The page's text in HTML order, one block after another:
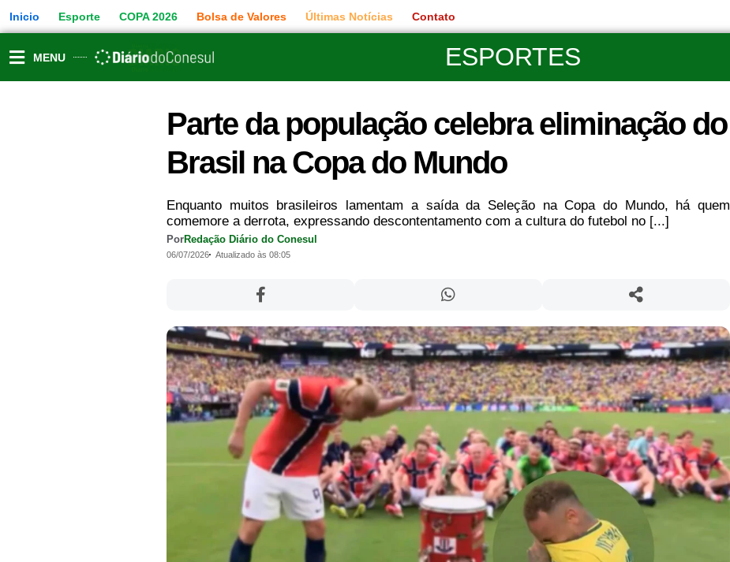
para
o
conteúdo
Inicio Esporte COPA 2026 Bolsa de Valores Últimas Notícias Contato
MENU ESPORTES
Parte da população celebra eliminação do
Brasil na Copa do Mundo
Enquanto muitos brasileiros lamentam a saída da Seleção na Copa do Mundo, há quem
comemore a derrota, expressando descontentamento com a cultura do futebol no [...]
PorRedação Diário do Conesul
06/07/2026 Atualizado às 08:05